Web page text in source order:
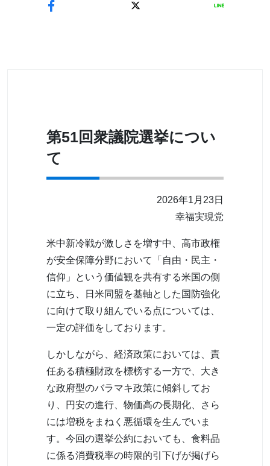
第51回衆議院選挙につい
て
2026年1月23日
幸福実現党
米中新冷戦が激しさを増す中、高市政権
が安全保障分野において「自由・民主・
信仰」という価値観を共有する米国の側
に立ち、日米同盟を基軸とした国防強化
に向けて取り組んでいる点については、
一定の評価をしております。
しかしながら、経済政策においては、責
任ある積極財政を標榜する一方で、大き
な政府型のバラマキ政策に傾斜してお
り、円安の進行、物価高の長期化、さら
には増税をまねく悪循環を生んでいま
す。今回の選挙公約においても、食料品
に係る消費税率の時限的引下げが掲げら